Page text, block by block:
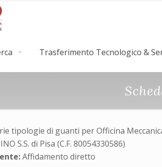
Trasferimento Tecnologico &
tipologie di guanti per Officina
S.S. di Pisa (C.F. 80054330586)
Affidamento diretto